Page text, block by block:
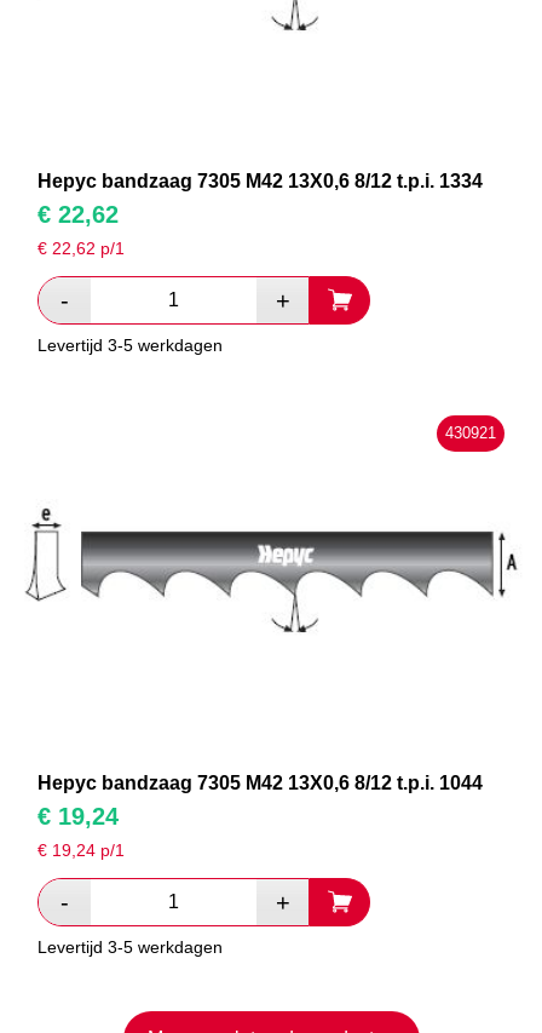
Hepyc bandzaag 7305 M42 13X0,6 8/12 t.p.i. 1334
€ 22,62
€22,62 p/1
Levertijd 3-5 werkdagen
430921
Hepyc bandzaag 7305 M42 13X0,6 8/12 t.p.i. 1044
€ 19,24
€ 19,24 p/1
Levertijd 3-5 werkdagen